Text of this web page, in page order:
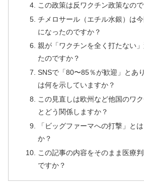
この政策は反ワクチン政策なの
チメロサール（エチル水銀）は
になったのですか？
親が「ワクチンを全く打たない
たのですか？
SNSで「80〜85％が歓迎」とあ
は何を示していますか？
この見直しは欧州など他国のワ
とどう関係しますか？
「ビッグファーマへの打撃」と
か？
この記事の内容をそのまま医療
ですか？